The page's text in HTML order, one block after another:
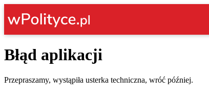
Błąd aplikacji
Przepraszamy, wystąpiła usterka techniczna, wróć później.